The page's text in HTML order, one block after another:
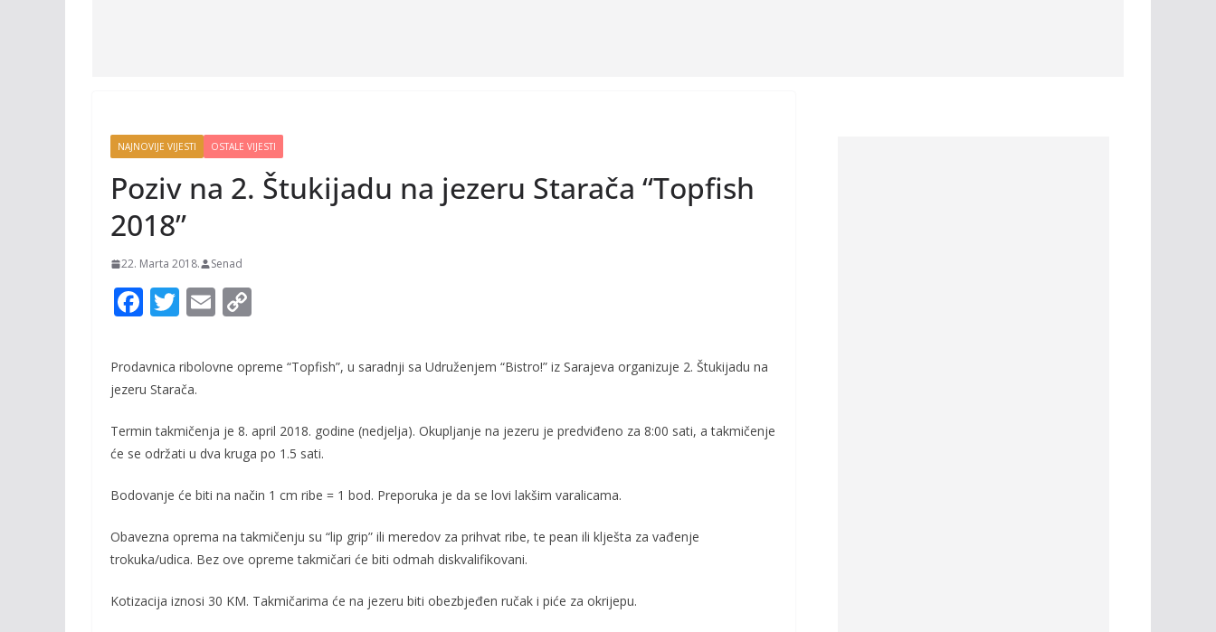
NAJNOVIJE VIJESTI OSTALE VIJESTI
Poziv na 2. Štukijadu na jezeru Starača “Topfish
2018”
22. Marta 2018. Senad
F
e
b
o
o
T
itt
er
E
ai p
Li
n
k
Prodavnica ribolovne opreme “Topfish”, u saradnji sa Udruženjem “Bistro!” iz Sarajeva organizuje 2. Štukijadu na
jezeru Starača.
Termin takmičenja je 8. april 2018. godine (nedjelja). Okupljanje na jezeru je predviđeno za 8:00 sati, a takmičenje
će se održati u dva kruga po 1.5 sati.
Bodovanje će biti na način 1 cm ribe = 1 bod. Preporuka je da se lovi lakšim varalicama.
Obavezna oprema na takmičenju su “lip grip” ili meredov za prihvat ribe, te pean ili klješta za vađenje
trokuka/udica. Bez ove opreme takmičari će biti odmah diskvalifikovani.
Kotizacija iznosi 30 KM. Takmičarima će na jezeru biti obezbjeđen ručak i piće za okrijepu.